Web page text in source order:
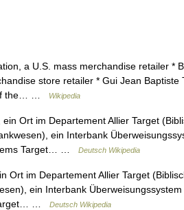
a U.S. mass merchandise retailer *
store retailer * Gui Jean Baptiste
of the… …
Wikipedia
Ort im Departement Allier Target
ein Interbank
Target… …
Deutsch Wikipedia
Ort im Departement Allier Target
ein Interbank
…
Deutsch Wikipedia